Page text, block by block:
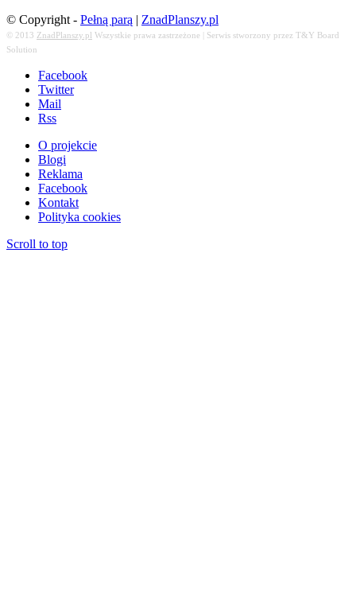
© Copyright - Pełną parą | ZnadPlanszy.pl
© 2013 ZnadPlanszy.pl Wszystkie prawa zastrzeżone | Serwis stworzony przez T&Y Board
Solution
Facebook
Twitter
Mail
Rss
O projekcie
Blogi
Reklama
Facebook
Kontakt
Polityka cookies
Scroll to top